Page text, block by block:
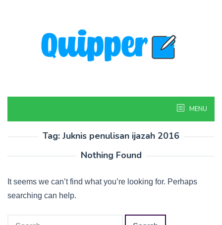
MENU
Tag: Juknis penulisan ijazah 2016
Nothing Found
It seems we can’t find what you’re looking for. Perhaps
searching can help.